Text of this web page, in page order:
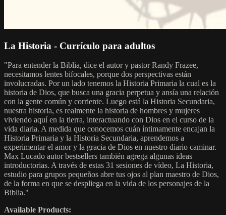
La Historia - Currículo para adultos
"Para entender la Biblia, dice el autor y pastor Randy Frazee,
necesitamos lentes bifocales, porque dos perspectivas están
involucradas. Por un lado tenemos la Historia Primaria la cual es la
historia de Dios, que busca una gracia perpetua y ansía una relación
con la gente común y corriente. Luego está la Historia Secundaria,
nuestra historia, es realmente la historia de hombres y mujeres
viviendo aquí en la tierra, interactuando con Dios en el curso de la
vida diaria. A medida que conocemos cuán íntimamente encajan la
Historia Primaria y la Historia Secundaria, aprendemos a
experimentar el amor y la gracia de Dios en nuestro diario caminar.
Max Lucado autor bestsellers también agrega algunas ideas
introductorias. A través de estas 31 sesiones de vídeo, La Historia,
estudio para grupos pequeños abre tus ojos al plan maestro de Dios,
de la forma en que se despliega en la vida de los personajes de la
Biblia."
Available Products: